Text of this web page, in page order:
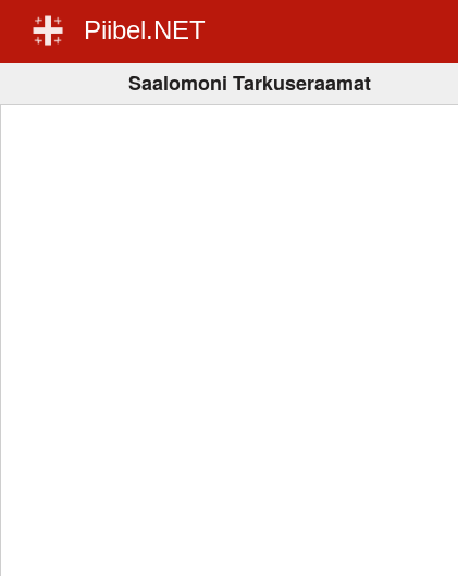
Piibel.NET
Saalomoni Tarkuseraamat